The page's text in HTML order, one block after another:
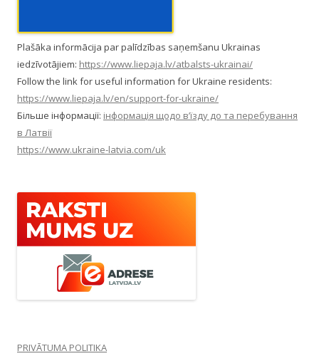
Plašāka informācija par palīdzības saņemšanu Ukrainas
iedzīvotājiem: https://www.liepaja.lv/atbalsts-ukrainai/
Follow the link for useful information for Ukraine residents:
https://www.liepaja.lv/en/support-for-ukraine/
Більше інформації: інформація щодо в’їзду до та перебування
в Латвії
https://www.ukraine-latvia.com/uk
PRIVĀTUMA POLITIKA